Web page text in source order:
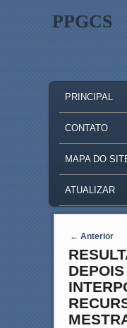
PPGCS
SKIP TO
SKIP TO
PRINCIPAL
CONTATO
MAPA DO
ATUALIZAR
Post
← Anterior